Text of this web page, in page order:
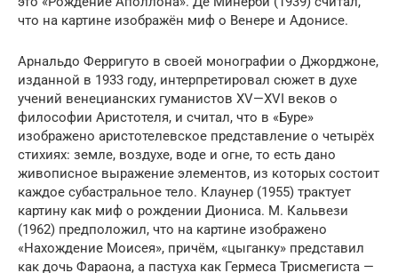
что на картине изображён миф о Венере и Адонисе.
Арнальдо Ферригуто в своей монографии о Джорджоне,
изданной в 1933 году, интерпретировал сюжет в духе
учений венецианских гуманистов XV—XVI веков о
философии Аристотеля, и считал, что в «Буре»
изображено аристотелевское представление о четырёх
стихиях: земле, воздухе, воде и огне, то есть дано
живописное выражение элементов, из которых состоит
каждое субастральное тело. Клаунер (1955) трактует
картину как миф о рождении Диониса. М. Кальвези
(1962) предположил, что на картине изображено
«Нахождение Моисея», причём, «цыганку» представил
как дочь Фараона, а пастуха как Гермеса Трисмегиста —